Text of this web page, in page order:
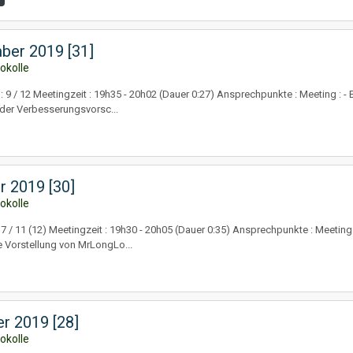
2019 [31]
/ 12 Meetingzeit : 19h35 - 20h02 (Dauer 0:27) Ansprechpunkte : Meeting :
Verbesserungsvorsc...
2019 [30]
/ 11 (12) Meetingzeit : 19h30 - 20h05 (Dauer 0:35) Ansprechpunkte :
Vorstellung von MrLongLo...
2019 [28]